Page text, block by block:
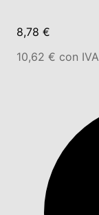
8,78 €
10,62 € con IVA